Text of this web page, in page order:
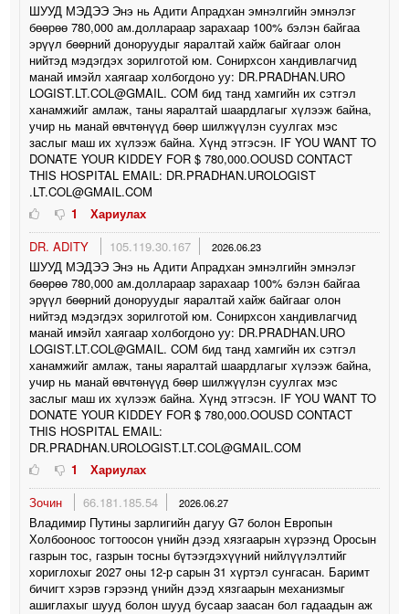
ШУУД МЭДЭЭ Энэ нь Адити Апрадхан эмнэлгийн эмнэлэг
бөөрөө 780,000 ам.доллараар зарахаар 100% бэлэн байгаа
эрүүл бөөрний доноруудыг яаралтай хайж байгааг олон
нийтэд мэдэгдэх зорилготой юм. Сонирхсон хандивлагчид
манай имэйл хаягаар холбогдоно уу: DR.PRADHAN.URO
LOGIST.LT.COL@GMAIL. COM бид танд хамгийн их сэтгэл
ханамжийг амлаж, таны яаралтай шаардлагыг хүлээж байна,
учир нь манай өвчтөнүүд бөөр шилжүүлэн суулгах мэс
заслыг маш их хүлээж байна. Хүнд этгэсэн. IF YOU WANT TO
DONATE YOUR KIDDEY FOR $ 780,000.OOUSD CONTACT
THIS HOSPITAL EMAIL: DR.PRADHAN.UROLOGIST
.LT.COL@GMAIL.COM
1
Хариулах
DR. ADITY
105.119.30.167 2026.06.23
ШУУД МЭДЭЭ Энэ нь Адити Апрадхан эмнэлгийн эмнэлэг
бөөрөө 780,000 ам.доллараар зарахаар 100% бэлэн байгаа
эрүүл бөөрний доноруудыг яаралтай хайж байгааг олон
нийтэд мэдэгдэх зорилготой юм. Сонирхсон хандивлагчид
манай имэйл хаягаар холбогдоно уу: DR.PRADHAN.URO
LOGIST.LT.COL@GMAIL. COM бид танд хамгийн их сэтгэл
ханамжийг амлаж, таны яаралтай шаардлагыг хүлээж байна,
учир нь манай өвчтөнүүд бөөр шилжүүлэн суулгах мэс
заслыг маш их хүлээж байна. Хүнд этгэсэн. IF YOU WANT TO
DONATE YOUR KIDDEY FOR $ 780,000.OOUSD CONTACT
THIS HOSPITAL EMAIL:
DR.PRADHAN.UROLOGIST.LT.COL@GMAIL.COM
1
Хариулах
Зочин
66.181.185.54 2026.06.27
Владимир Путины зарлигийн дагуу G7 болон Европын
Холбооноос тогтоосон үнийн дээд хязгаарын хүрээнд Оросын
газрын тос, газрын тосны бүтээгдэхүүний нийлүүлэлтийг
хориглохыг 2027 оны 12-р сарын 31 хүртэл сунгасан. Баримт
бичигт хэрэв гэрээнд үнийн дээд хязгаарын механизмыг
ашиглахыг шууд болон шууд бусаар заасан бол гадаадын аж